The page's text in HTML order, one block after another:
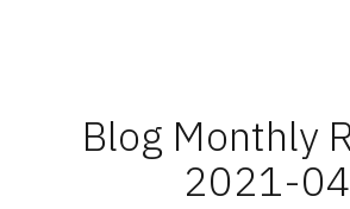
调
查
报
Blog Monthly
2021-04